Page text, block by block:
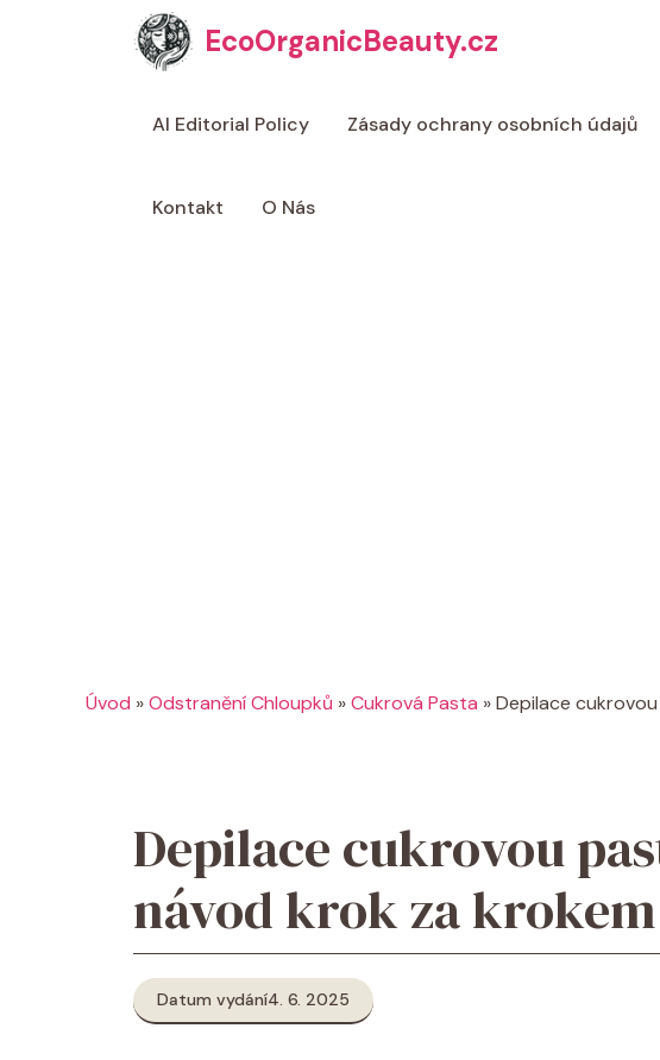
EcoOrganicBeauty.cz
AI Editorial Policy Zásady ochrany osobních údajů
Kontakt O Nás
Úvod »Odstranění Chloupků »Cukrová Pasta »Depilace
Depilace cukrovou
návod krok za krokem
Datum vydání4. 6. 2025